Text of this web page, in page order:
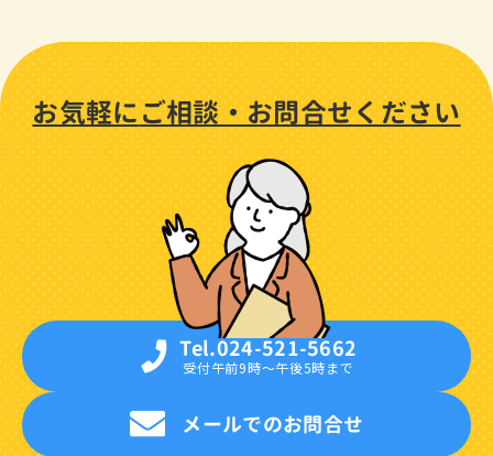
お気軽にご相談・お問合せください
Tel.024-521-5662
受付午前9時〜午後5時まで
メールでのお問合せ